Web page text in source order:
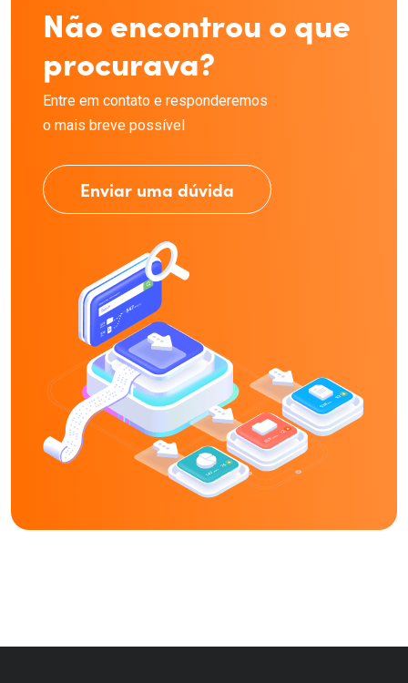
Não encontrou o que
procurava?
Entre em contato e responderemos
o mais breve possível
Enviar uma dúvida